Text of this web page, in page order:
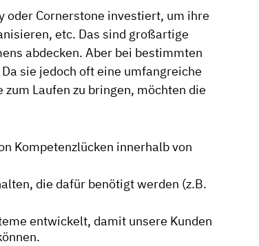
oder Cornerstone investiert, um ihre
etc. Das sind großartige
abdecken. Aber bei bestimmten
sie jedoch oft eine umfangreiche
Laufen zu bringen, möchten die
Kompetenzlücken innerhalb von
die dafür benötigt werden (z.B.
entwickelt, damit unsere Kunden